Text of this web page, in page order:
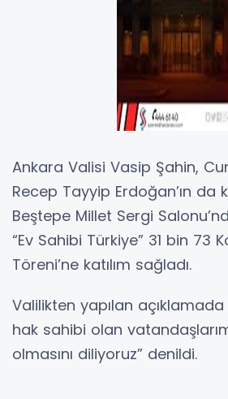
Ankara Valisi Vasip Şahin,
Recep Tayyip Erdoğan’ın da
Beştepe Millet Sergi
“Ev Sahibi Türkiye” 31 bin 73
Töreni’ne katılım sağladı.
Valilikten yapılan
hak sahibi olan
olmasını diliyoruz” denildi.